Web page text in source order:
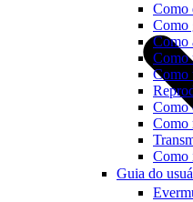
Como
Como
Como
Como
Como
Como
Como
Como
Guia do